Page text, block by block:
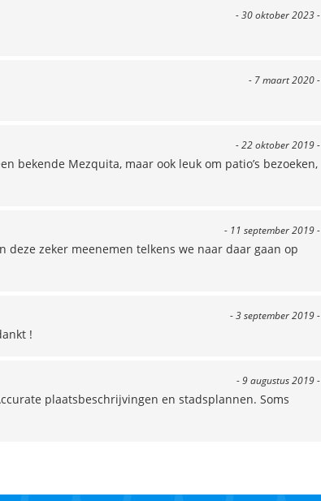
- 30 oktober 2023 -
- 7 maart 2020 -
- 22 oktober 2019 -
bekende Mezquita, maar ook leuk om patio’s bezoeken,
- 11 september 2019 -
zeker meenemen telkens we naar daar gaan op
- 3 september 2019 -
!
- 9 augustus 2019 -
plaatsbeschrijvingen en stadsplannen. Soms